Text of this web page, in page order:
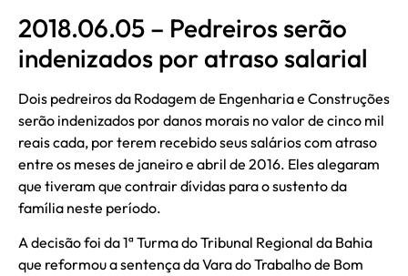
2018.06.05 – Pedreiros serão
indenizados por atraso salarial
Dois pedreiros da Rodagem de Engenharia e Construções
serão indenizados por danos morais no valor de cinco mil
reais cada, por terem recebido seus salários com atraso
entre os meses de janeiro e abril de 2016. Eles alegaram
que tiveram que contrair dívidas para o sustento da
família neste período.
A decisão foi da 1ª Turma do Tribunal Regional da Bahia
que reformou a sentença da Vara do Trabalho de Bom